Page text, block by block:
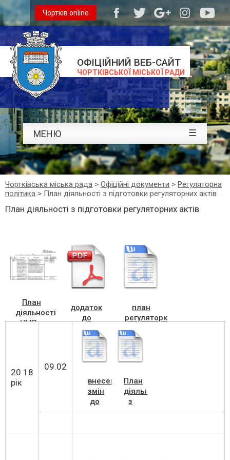
ОФІЦІЙНИЙ ВЕБ-САЙТ
ЧОРТКІВСЬКОЇ МІСЬКОЇ РАДИ
Чортків online
МЕНЮ ☰
Чортківська міська рада > Офіційні документи > Регуляторна
політика > План діяльності з підготовки регуляторних актів
План діяльності з підготовки регуляторних актів
План
діяльності
ЧМР з
актів на
2025 рік
додаток
до
рішення
№2455
план
регуляторки
23052025
20 18
рік
09.02
внесення
змін
до
плану
з
План
діяльності
з
підготовки
актів